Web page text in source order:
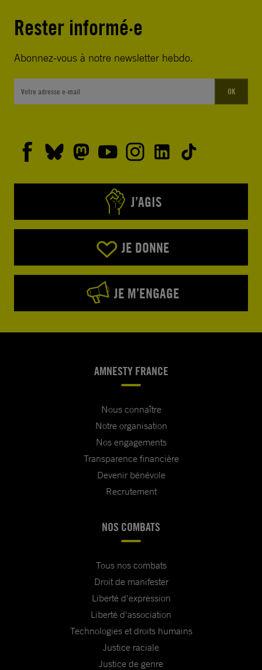
Rester informé·e
Abonnez-vous à notre newsletter hebdo.
OK
J’AGIS
JE DONNE
JE M’ENGAGE
AMNESTY FRANCE
Nous connaître
Notre organisation
Nos engagements
Transparence financière
Devenir bénévole
Recrutement
NOS COMBATS
Tous nos combats
Droit de manifester
Liberté d'expression
Liberté d'association
Technologies et droits humains
Justice raciale
Justice de genre